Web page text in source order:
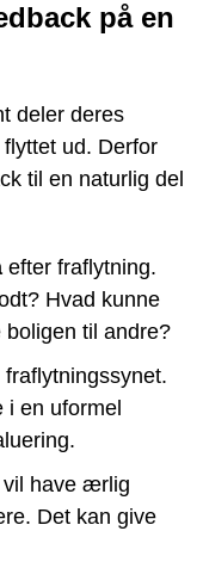
på en
deler deres
ud. Derfor
til en naturlig del
efter fraflytning.
Hvad kunne
til andre?
fraflytningssynet.
en uformel
vil have ærlig
Det kan give